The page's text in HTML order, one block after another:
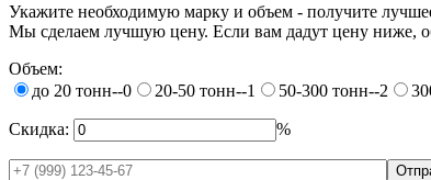
Укажите необходимую марку и объем - получите
Мы сделаем лучшую цену. Если вам дадут цену ниже,
Объем:
до 20 тонн--0
20-50 тонн--1 50-300 тонн--2
Скидка: %